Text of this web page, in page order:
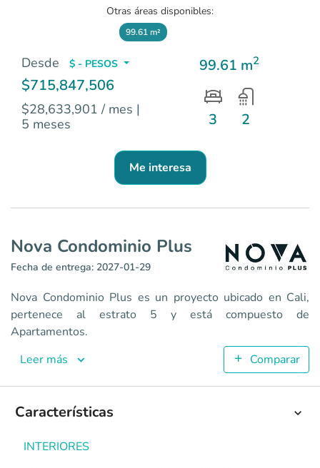
Nova Condominio Plus
Apartamentos en Cali - Valle del Lili <p>Vive en un
5
2
3
0
Otras áreas disponibles:
99.61 m²
Desde $ - PESOS
$715,847,506
$28,633,901 / mes |
5 meses
99.61 m2
3 2
Me interesa
Nova Condominio Plus
Fecha de entrega: 2027-01-29
Nova Condominio Plus es un proyecto ubicado en Cali,
pertenece al estrato 5 y está compuesto de
Apartamentos.
Leer más
Comparar
Características
INTERIORES